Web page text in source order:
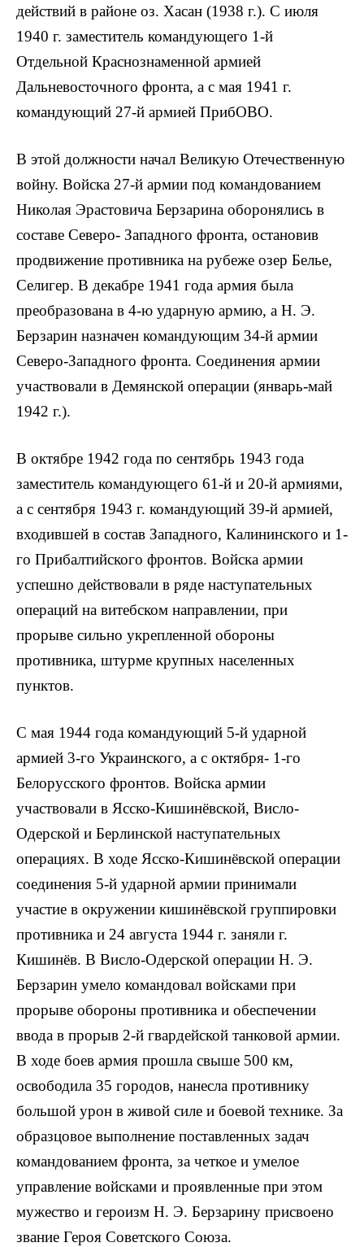
действий в районе оз. Хасан (1938 г.). С июля
1940 г. заместитель командующего 1-й
Отдельной Краснознаменной армией
Дальневосточного фронта, а с мая 1941 г.
командующий 27-й армией ПрибОВО.
В этой должности начал Великую Отечественную
войну. Войска 27-й армии под командованием
Николая Эрастовича Берзарина оборонялись в
составе Северо- Западного фронта, остановив
продвижение противника на рубеже озер Белье,
Селигер. В декабре 1941 года армия была
преобразована в 4-ю ударную армию, а Н. Э.
Берзарин назначен командующим 34-й армии
Северо-Западного фронта. Соединения армии
участвовали в Демянской операции (январь-май
1942 г.).
В октябре 1942 года по сентябрь 1943 года
заместитель командующего 61-й и 20-й армиями,
а с сентября 1943 г. командующий 39-й армией,
входившей в состав Западного, Калининского и 1-
го Прибалтийского фронтов. Войска армии
успешно действовали в ряде наступательных
операций на витебском направлении, при
прорыве сильно укрепленной обороны
противника, штурме крупных населенных
пунктов.
С мая 1944 года командующий 5-й ударной
армией 3-го Украинского, а с октября- 1-го
Белорусского фронтов. Войска армии
участвовали в Ясско-Кишинёвской, Висло-
Одерской и Берлинской наступательных
операциях. В ходе Ясско-Кишинёвской операции
соединения 5-й ударной армии принимали
участие в окружении кишинёвской группировки
противника и 24 августа 1944 г. заняли г.
Кишинёв. В Висло-Одерской операции Н. Э.
Берзарин умело командовал войсками при
прорыве обороны противника и обеспечении
ввода в прорыв 2-й гвардейской танковой армии.
В ходе боев армия прошла свыше 500 км,
освободила 35 городов, нанесла противнику
большой урон в живой силе и боевой технике. За
образцовое выполнение поставленных задач
командованием фронта, за четкое и умелое
управление войсками и проявленные при этом
мужество и героизм Н. Э. Берзарину присвоено
звание Героя Советского Союза.